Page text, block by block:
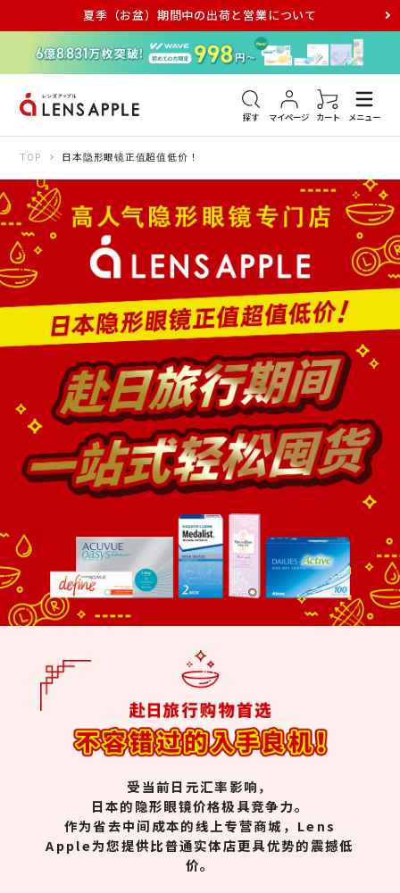
夏季（お盆）期間中の出荷と営業について
探す マイページ カート メニュー
アキュビュー メダリスト メガネ
TOP 日本隐形眼镜正值超值低价！
受当前日元汇率影响，
日本的隐形眼镜价格极具竞争力。
作为省去中间成本的线上专营商城，Lens
Apple为您提供比普通实体店更具优势的震撼低
价。